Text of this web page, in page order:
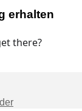
erhalten
there?